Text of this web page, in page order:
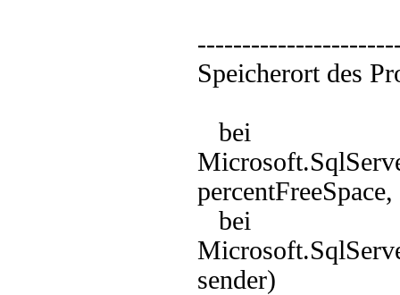
Speicherort des
bei
bei
sender)